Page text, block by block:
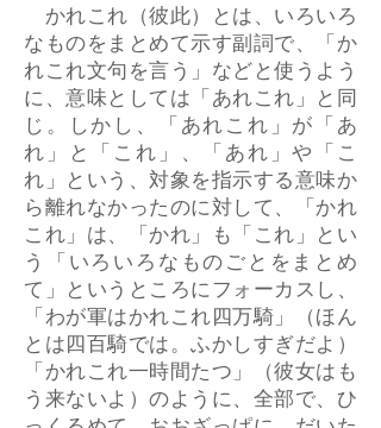
かれこれ（彼此）とは、いろいろ
なものをまとめて示す副詞で、「か
れこれ文句を言う」などと使うよう
に、意味としては「あれこれ」と同
じ。しかし、「あれこれ」が「あ
れ」と「これ」、「あれ」や「こ
れ」という、対象を指示する意味か
ら離れなかったのに対して、「かれ
これ」は、「かれ」も「これ」とい
う「いろいろなものごとをまとめ
て」というところにフォーカスし、
「わが軍はかれこれ四万騎」（ほん
とは四百騎では。ふかしすぎだよ）
「かれこれ一時間たつ」（彼女はも
う来ないよ）のように、全部で、ひ